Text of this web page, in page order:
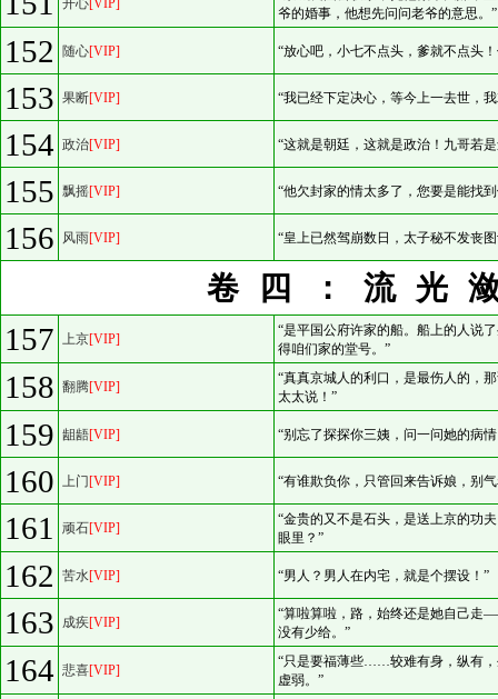
开心[VIP]
爷的婚事，他想先问问老爷的意思。”
152 随心[VIP] “放心吧，小七不点头，爹就不点头
153 果断[VIP] “我已经下定决心，等今上一去世，
154 政治[VIP] “这就是朝廷，这就是政治！九哥若
155 飘摇[VIP] “他欠封家的情太多了，您要是能找
156 风雨[VIP] “皇上已然驾崩数日，太子秘不发丧
卷四：流光
157 上京[VIP]
“是平国公府许家的船。船上的人说
得咱们家的堂号。”
158 翻腾[VIP]
“真真京城人的利口，是最伤人的，
太太说！”
159 龃龉[VIP] “别忘了探探你三姨，问一问她的病
160 上门[VIP] “有谁欺负你，只管回来告诉娘，别
161 顽石[VIP]
“金贵的又不是石头，是送上京的功
眼里？”
162 苦水[VIP] “男人？男人在内宅，就是个摆设！”
163 成疾[VIP]
“算啦算啦，路，始终还是她自己走
没有少给。”
164 悲喜[VIP]
“只是要福薄些……较难有身，纵有
虚弱。”